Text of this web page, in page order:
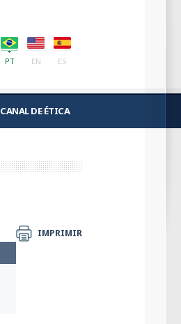
PT EN ES
CANAL DE ÉTICA
IMPRIMIR